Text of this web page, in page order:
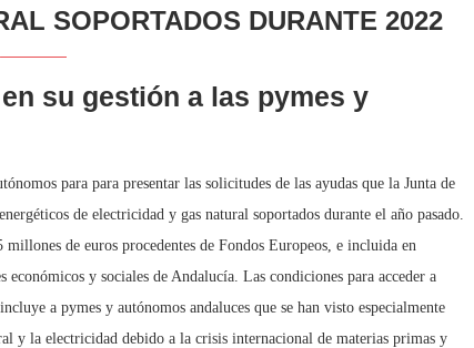
SOPORTADOS DURANTE 2022
su gestión a las pymes y
para para presentar las solicitudes de las ayudas que la Junta de
de electricidad y gas natural soportados durante el año pasado.
de euros procedentes de Fondos Europeos, e incluida en
y sociales de Andalucía. Las condiciones para acceder a
a pymes y autónomos andaluces que se han visto especialmente
y la electricidad debido a la crisis internacional de materias primas y